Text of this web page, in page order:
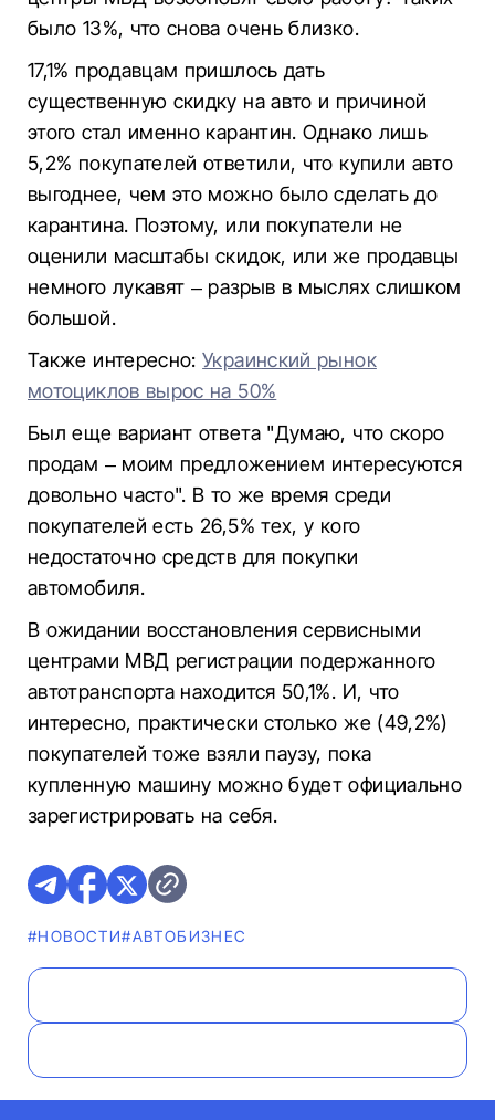
было 13%, что снова очень близко.
17,1% продавцам пришлось дать
существенную скидку на авто и причиной
этого стал именно карантин. Однако лишь
5,2% покупателей ответили, что купили авто
выгоднее, чем это можно было сделать до
карантина. Поэтому, или покупатели не
оценили масштабы скидок, или же продавцы
немного лукавят – разрыв в мыслях слишком
большой.
Также интересно:Украинский рынок
мотоциклов вырос на 50%
Был еще вариант ответа "Думаю, что скоро
продам – моим предложением интересуются
довольно часто". В то же время среди
покупателей есть 26,5% тех, у кого
недостаточно средств для покупки
автомобиля.
В ожидании восстановления сервисными
центрами МВД регистрации подержанного
автотранспорта находится 50,1%. И, что
интересно, практически столько же (49,2%)
покупателей тоже взяли паузу, пока
купленную машину можно будет официально
зарегистрировать на себя.
#НОВОСТИ#AВТОБИЗНЕС